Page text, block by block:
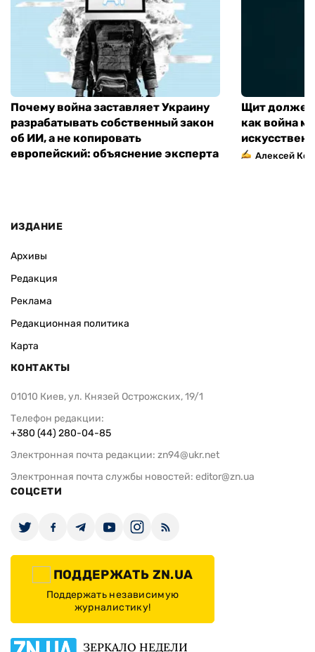
Почему война заставляет Украину
разрабатывать собственный закон
об ИИ, а не копировать
европейский: объяснение эксперта
Щит должен
как война
Алексей
ИЗДАНИЕ
Архивы
Редакция
Реклама
Редакционная политика
Карта
КОНТАКТЫ
01010 Киев, ул. Князей Острожских, 19/1
Телефон редакции:
+380 (44) 280-04-85
Электронная почта редакции: zn94@ukr.net
Электронная почта службы новостей: editor@zn.ua
СОЦСЕТИ
ПОДДЕРЖАТЬ ZN.UA
Поддержать независимую
журналистику!
ЗЕРКАЛО НЕДЕЛИ